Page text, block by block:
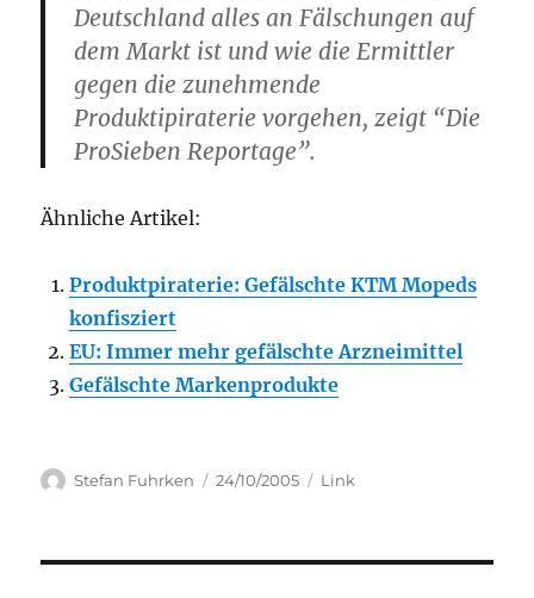
Deutschland alles an Fälschungen auf
dem Markt ist und wie die Ermittler
gegen die zunehmende
Produktipiraterie vorgehen, zeigt “Die
ProSieben Reportage”.
Ähnliche Artikel:
Produktpiraterie: Gefälschte KTM Mopeds
konfisziert
EU: Immer mehr gefälschte Arzneimittel
Gefälschte Markenprodukte
Author
Stefan Fuhrken
Posted
24/10/2005 Categories
Link